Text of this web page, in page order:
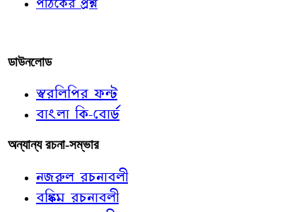
ডাউনলোড
স্বরলিপির ফন্ট
বাংলা কি-বোর্ড
অন্যান্য রচনা-সম্ভার
নজরুল রচনাবলী
বঙ্কিম রচনাবলী